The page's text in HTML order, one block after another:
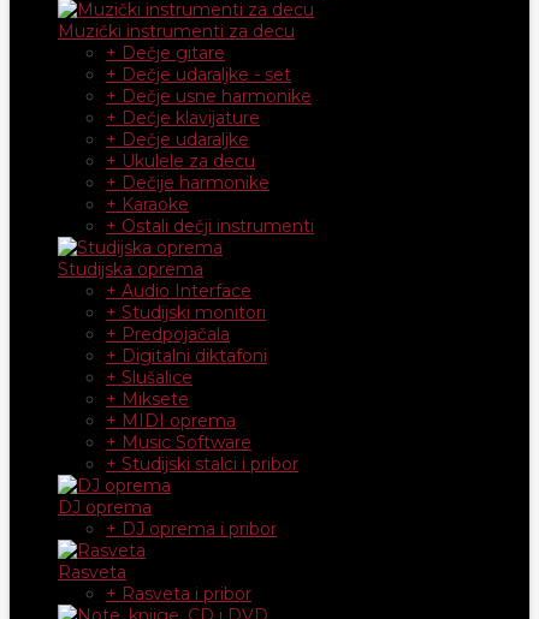
Muzički instrumenti za decu
+ Dečje gitare
+ Dečje udaraljke - set
+ Dečje usne harmonike
+ Dečje klavijature
+ Dečje udaraljke
+ Ukulele za decu
+ Dečije harmonike
+ Karaoke
+ Ostali dečji instrumenti
Studijska oprema
+ Audio Interface
+ Studijski monitori
+ Predpojačala
+ Digitalni diktafoni
+ Slušalice
+ Miksete
+ MIDI oprema
+ Music Software
+ Studijski stalci i pribor
DJ oprema
+ DJ oprema i pribor
Rasveta
+ Rasveta i pribor